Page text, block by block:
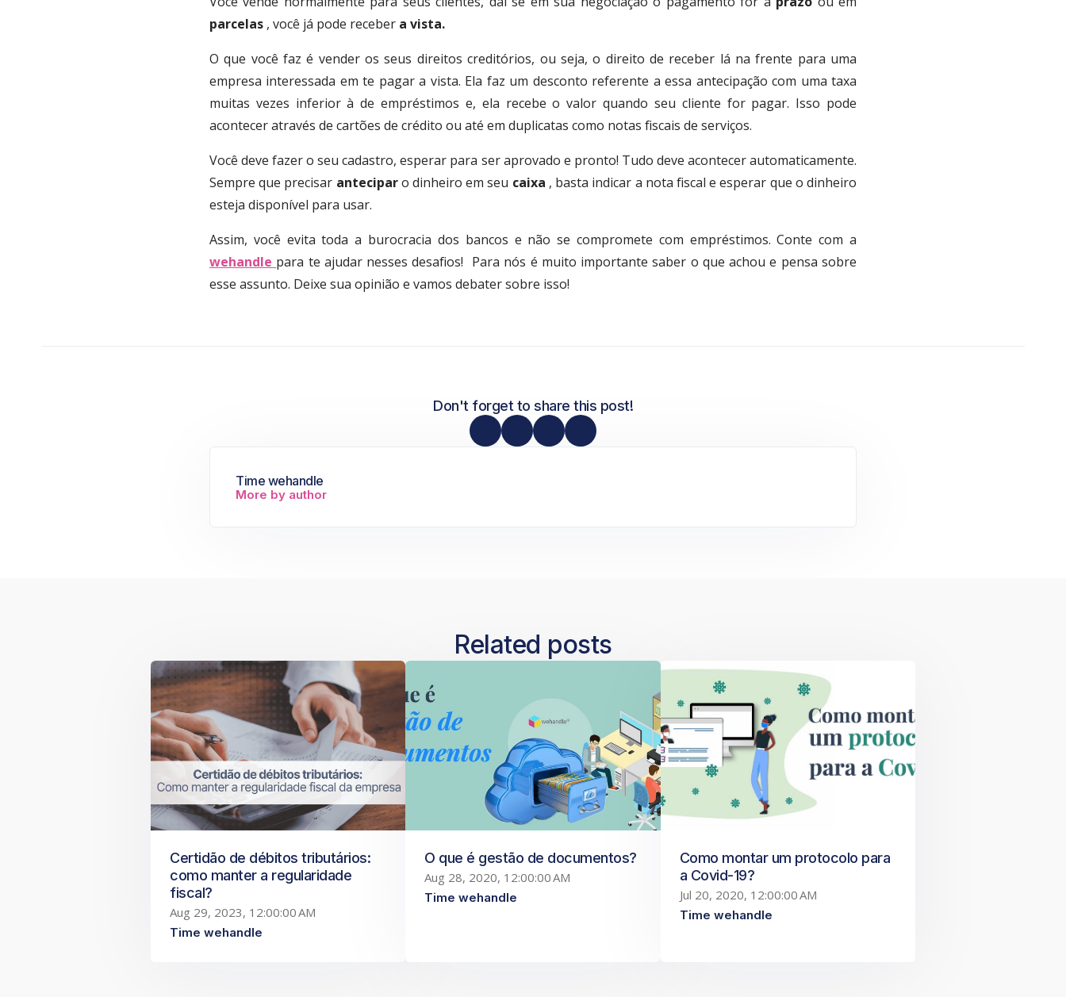
parcelas , você já pode receber a vista.
O que você faz é vender os seus direitos creditórios, ou seja, o direito de receber lá na frente para uma
empresa interessada em te pagar a vista. Ela faz um desconto referente a essa antecipação com uma taxa
muitas vezes inferior à de empréstimos e, ela recebe o valor quando seu cliente for pagar. Isso pode
acontecer através de cartões de crédito ou até em duplicatas como notas fiscais de serviços.
Você deve fazer o seu cadastro, esperar para ser aprovado e pronto! Tudo deve acontecer automaticamente.
Sempre que precisar anteciparo dinheiro em seu caixa , basta indicar a nota fiscal e esperar que o dinheiro
esteja disponível para usar.
Assim, você evita toda a burocracia dos bancos e não se compromete com empréstimos. Conte com a
wehandle para te ajudar nesses desafios! Para nós é muito importante saber o que achou e pensa sobre
esse assunto. Deixe sua opinião e vamos debater sobre isso!
Don't forget to share this post!
Time wehandle
More by author
Related posts
Certidão de débitos tributários:
como manter a regularidade
fiscal?
Aug 29, 2023, 12:00:00 AM
Time wehandle
O que é gestão de documentos?
Aug 28, 2020, 12:00:00 AM
Time wehandle
Como montar um protocolo para
a Covid-19?
Jul 20, 2020, 12:00:00 AM
Time wehandle